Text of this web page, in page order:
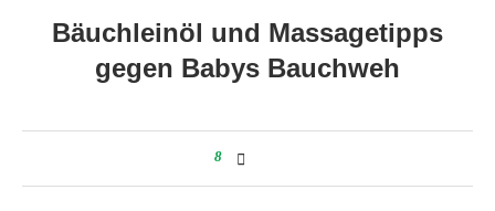
Bäuchleinöl und Massagetipps
gegen Babys Bauchweh
8